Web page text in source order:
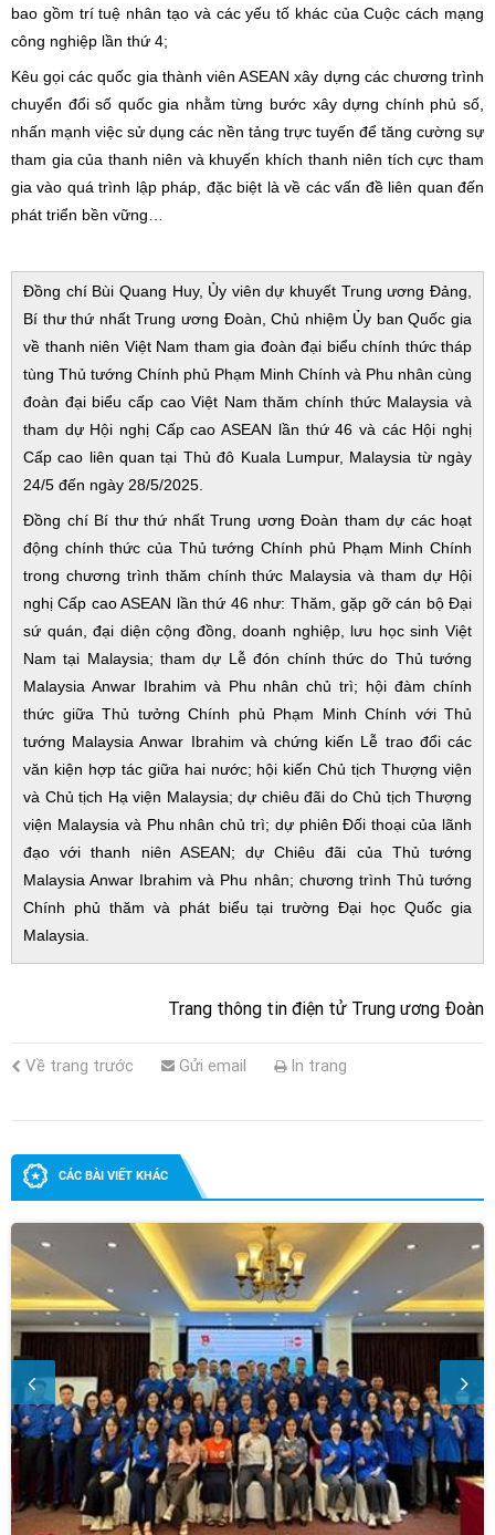
bao gồm trí tuệ nhân tạo và các yếu tố khác của Cuộc cách mạng
công nghiệp lần thứ 4;
Kêu gọi các quốc gia thành viên ASEAN xây dựng các chương trình
chuyển đổi số quốc gia nhằm từng bước xây dựng chính phủ số,
nhấn mạnh việc sử dụng các nền tảng trực tuyến để tăng cường sự
tham gia của thanh niên và khuyến khích thanh niên tích cực tham
gia vào quá trình lập pháp, đặc biệt là về các vấn đề liên quan đến
phát triển bền vững…
Đồng chí Bùi Quang Huy, Ủy viên dự khuyết Trung ương Đảng,
Bí thư thứ nhất Trung ương Đoàn, Chủ nhiệm Ủy ban Quốc gia
về thanh niên Việt Nam tham gia đoàn đại biểu chính thức tháp
tùng Thủ tướng Chính phủ Phạm Minh Chính và Phu nhân cùng
đoàn đại biểu cấp cao Việt Nam thăm chính thức Malaysia và
tham dự Hội nghị Cấp cao ASEAN lần thứ 46 và các Hội nghị
Cấp cao liên quan tại Thủ đô Kuala Lumpur, Malaysia từ ngày
24/5 đến ngày 28/5/2025.
Đồng chí Bí thư thứ nhất Trung ương Đoàn tham dự các hoạt
động chính thức của Thủ tướng Chính phủ Phạm Minh Chính
trong chương trình thăm chính thức Malaysia và tham dự Hội
nghị Cấp cao ASEAN lần thứ 46 như: Thăm, gặp gỡ cán bộ Đại
sứ quán, đại diện cộng đồng, doanh nghiệp, lưu học sinh Việt
Nam tại Malaysia; tham dự Lễ đón chính thức do Thủ tướng
Malaysia Anwar Ibrahim và Phu nhân chủ trì; hội đàm chính
thức giữa Thủ tưởng Chính phủ Phạm Minh Chính với Thủ
tướng Malaysia Anwar Ibrahim và chứng kiến Lễ trao đổi các
văn kiện hợp tác giữa hai nước; hội kiến Chủ tịch Thượng viện
và Chủ tịch Hạ viện Malaysia; dự chiêu đãi do Chủ tịch Thượng
viện Malaysia và Phu nhân chủ trì; dự phiên Đối thoại của lãnh
đạo với thanh niên ASEAN; dự Chiêu đãi của Thủ tướng
Malaysia Anwar Ibrahim và Phu nhân; chương trình Thủ tướng
Chính phủ thăm và phát biểu tại trường Đại học Quốc gia
Malaysia.
Trang thông tin điện tử Trung ương Đoàn
Về trang trước Gửi email In trang
CÁC BÀI VIẾT KHÁC